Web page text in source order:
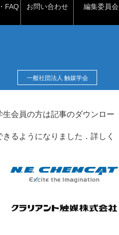
FAQ お問い合わせ 編集委員会
一般社団法人 触媒学会
会員の方は記事のダウンロー
るようになりました．詳しく